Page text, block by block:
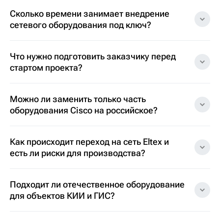
Сколько времени занимает внедрение
сетевого оборудования под ключ?
Что нужно подготовить заказчику перед
стартом проекта?
Можно ли заменить только часть
оборудования Cisco на российское?
Как происходит переход на сеть Eltex и
есть ли риски для производства?
Подходит ли отечественное оборудование
для объектов КИИ и ГИС?